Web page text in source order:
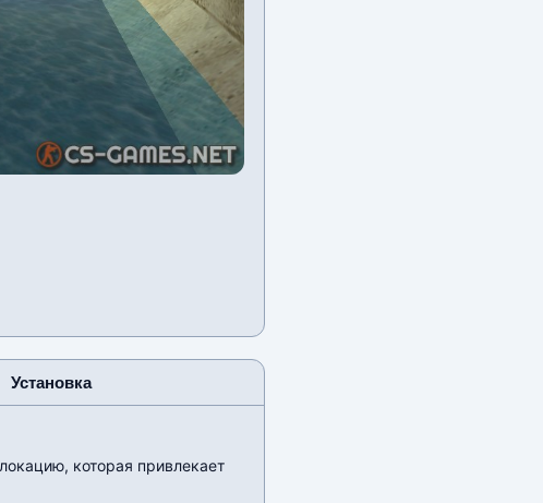
Установка
которая привлекает